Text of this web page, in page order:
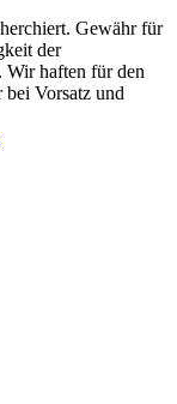
Gewähr für
der
haften für den
Vorsatz und